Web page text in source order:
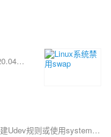
本文介绍了在新版本Linux系统（如Ubuntu 20.04+、CentOS Stream、openEuler等）中禁用swap的两种方法。传统通过注释/etc/fstab中swap行的方式已失效，现需使用systemd管理swap.target服务或在/etc/fstab中添加noauto参数实现禁用。方法1通过屏蔽swap.target适用于新版系统，方法2通过修改fstab挂载选项更通用，兼容所有系统。
在Linux系统中，可通过修改GRUB配置和创建Udev规则或使用systemd链接文件，将网卡名改为`eth0`、`eth1`等传统命名方式，适用于多种发行版并支持多网卡配置。